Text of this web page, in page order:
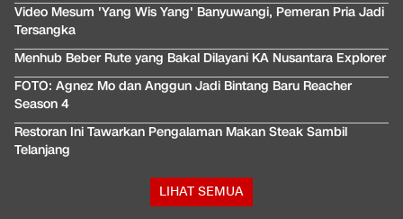
Video Mesum 'Yang Wis Yang' Banyuwangi, Pemeran Pria Jadi
Tersangka
Menhub Beber Rute yang Bakal Dilayani KA Nusantara Explorer
FOTO: Agnez Mo dan Anggun Jadi Bintang Baru Reacher
Season 4
Restoran Ini Tawarkan Pengalaman Makan Steak Sambil
Telanjang
LIHAT SEMUA